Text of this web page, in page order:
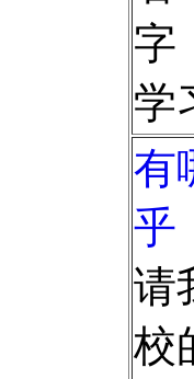
字
学
有
乎
请
校